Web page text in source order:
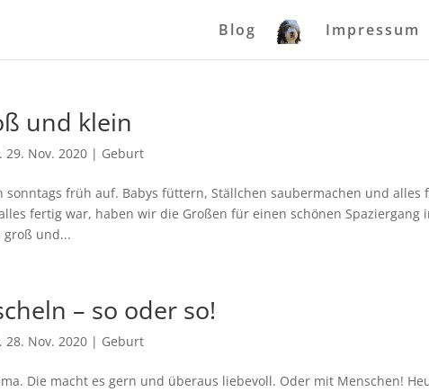
Blog Impressum
und klein
29. Nov. 2020 | Geburt
sonntags früh auf. Babys füttern, Ställchen saubermachen und alles
fertig war, haben wir die Großen für einen schönen Spaziergang
groß und...
– so oder so!
28. Nov. 2020 | Geburt
Die macht es gern und überaus liebevoll. Oder mit Menschen!